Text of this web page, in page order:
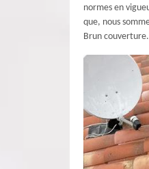
normes en
que, nous
Brun couverture.